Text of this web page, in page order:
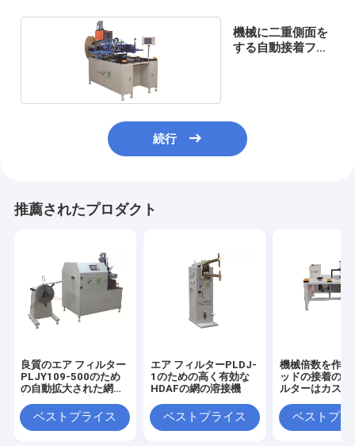
機械に二重側面を
する自動接着フィ
続行
推薦されたプロダクト
良質のエア フィルター
PLJY109-500のため
の自動拡大された網の
ベストプライス
エア フィルターPLDJ-
1のための高く有効な
HDAFの網の溶接機
ベストプライス
機械倍数を作る
ッドの接着のエ
ルターはカスタ
ベストプラ